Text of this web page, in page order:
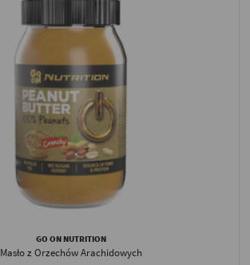
GO ON NUTRITION
Masło z Orzechów Arachidowych